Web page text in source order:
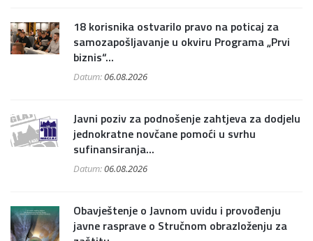
18 korisnika ostvarilo pravo na poticaj za
samozapošljavanje u okviru Programa „Prvi
biznis“...
Datum:06.08.2026
Javni poziv za podnošenje zahtjeva za dodjelu
jednokratne novčane pomoći u svrhu
sufinansiranja...
Datum:06.08.2026
Obavještenje o Javnom uvidu i provođenju
javne rasprave o Stručnom obrazloženju za